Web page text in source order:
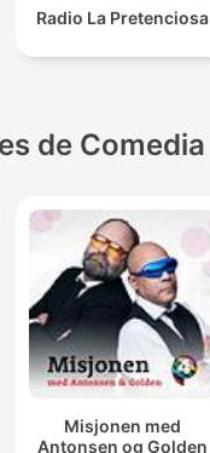
Radio La Pretenciosa
de Comedia
Misjonen med
Antonsen og Golden